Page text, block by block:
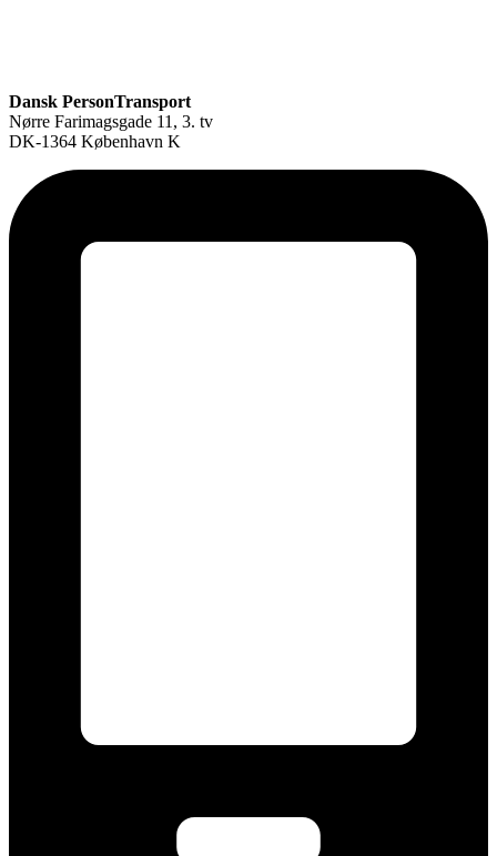
Dansk PersonTransport
Nørre Farimagsgade 11, 3. tv
DK-1364 København K